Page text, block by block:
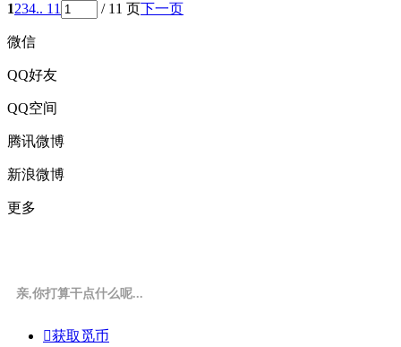
1234.. 11 / 11 页下一页
微信
QQ好友
QQ空间
腾讯微博
新浪微博
更多
亲,你打算干点什么呢...
获取觅币